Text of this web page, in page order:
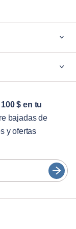
$ en tu
bajadas de
y ofertas